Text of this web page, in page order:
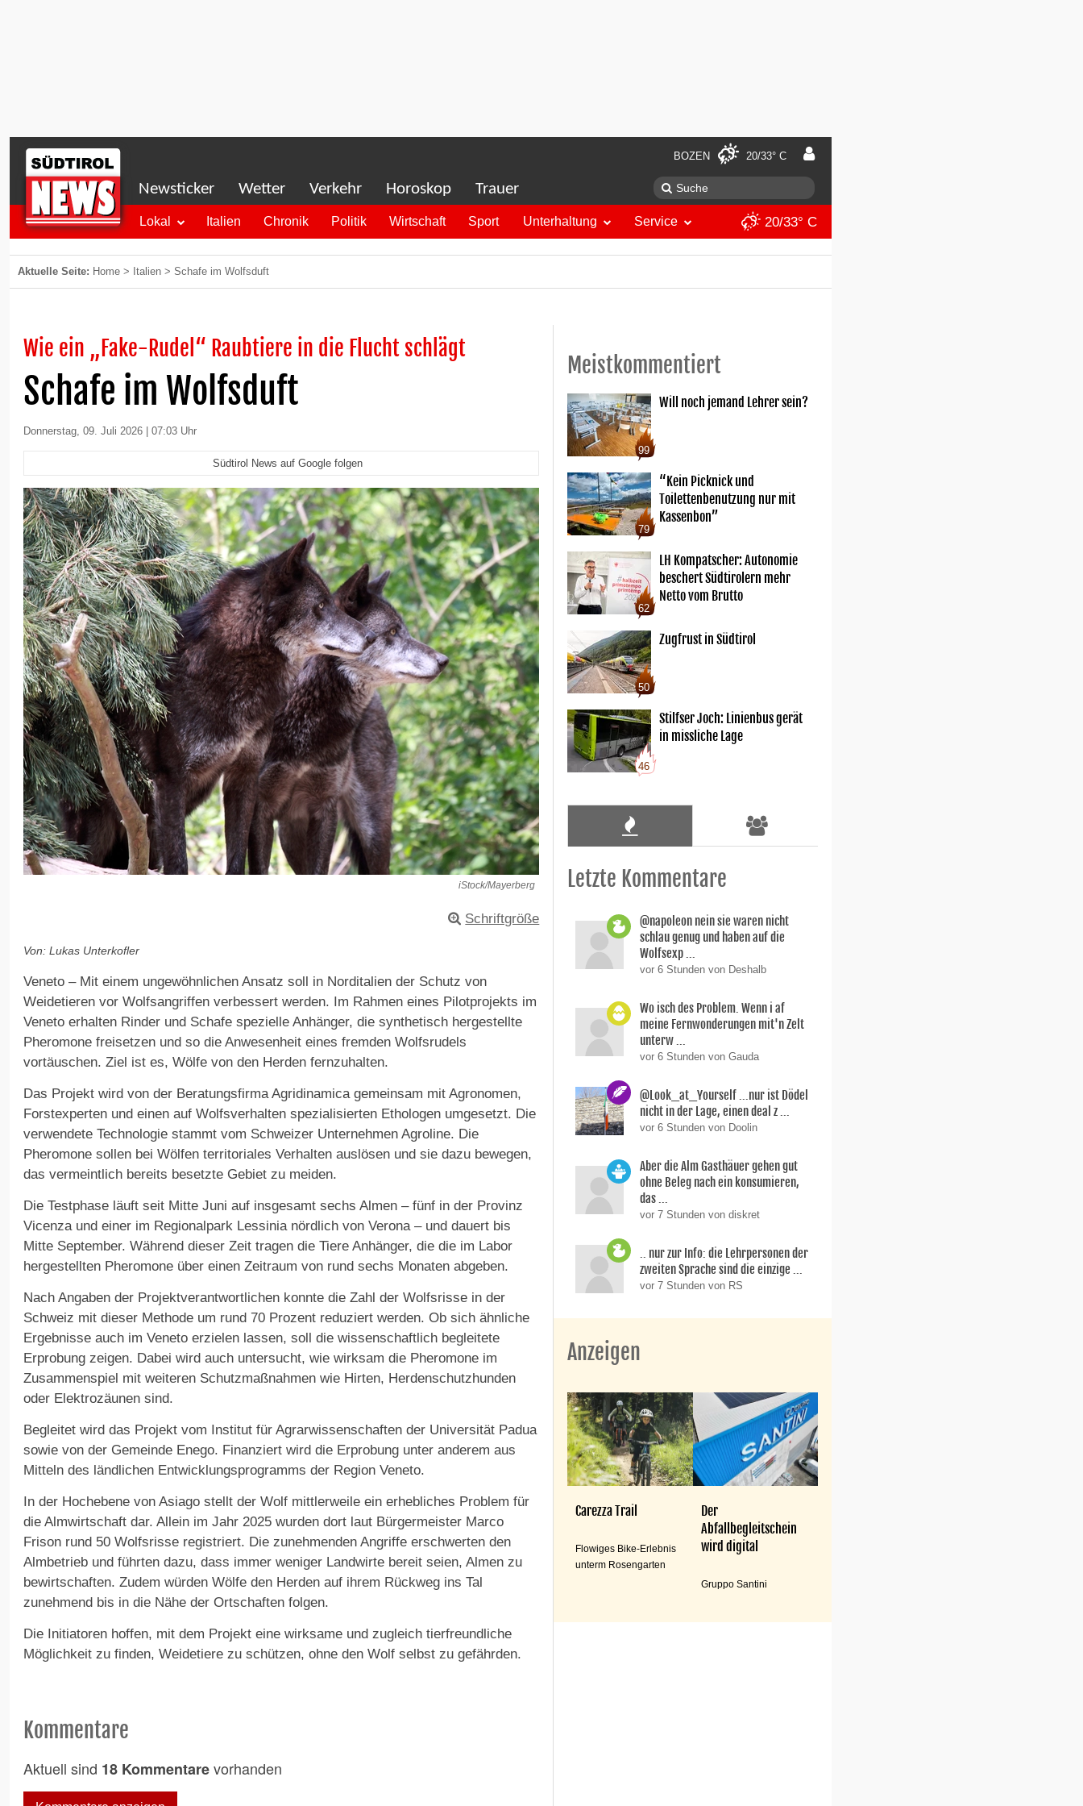
BOZEN 20/33° C
Newsticker Wetter Verkehr Horoskop Trauer
Lokal Italien Chronik Politik Wirtschaft Sport Unterhaltung Service 20/33° C
Aktuelle Seite: Home > Italien > Schafe im Wolfsduft
Wie ein „Fake-Rudel“ Raubtiere in die Flucht schlägt
Schafe im Wolfsduft
Donnerstag, 09. Juli 2026 | 07:03 Uhr
Südtirol News auf Google folgen
iStock/Mayerberg
Schriftgröße
Von: Lukas Unterkofler
Veneto – Mit einem ungewöhnlichen Ansatz soll in Norditalien der Schutz von
Weidetieren vor Wolfsangriffen verbessert werden. Im Rahmen eines Pilotprojekts im
Veneto erhalten Rinder und Schafe spezielle Anhänger, die synthetisch hergestellte
Pheromone freisetzen und so die Anwesenheit eines fremden Wolfsrudels
vortäuschen. Ziel ist es, Wölfe von den Herden fernzuhalten.
Das Projekt wird von der Beratungsfirma Agridinamica gemeinsam mit Agronomen,
Forstexperten und einen auf Wolfsverhalten spezialisierten Ethologen umgesetzt. Die
verwendete Technologie stammt vom Schweizer Unternehmen Agroline. Die
Pheromone sollen bei Wölfen territoriales Verhalten auslösen und sie dazu bewegen,
das vermeintlich bereits besetzte Gebiet zu meiden.
Die Testphase läuft seit Mitte Juni auf insgesamt sechs Almen – fünf in der Provinz
Vicenza und einer im Regionalpark Lessinia nördlich von Verona – und dauert bis
Mitte September. Während dieser Zeit tragen die Tiere Anhänger, die die im Labor
hergestellten Pheromone über einen Zeitraum von rund sechs Monaten abgeben.
Nach Angaben der Projektverantwortlichen konnte die Zahl der Wolfsrisse in der
Schweiz mit dieser Methode um rund 70 Prozent reduziert werden. Ob sich ähnliche
Ergebnisse auch im Veneto erzielen lassen, soll die wissenschaftlich begleitete
Erprobung zeigen. Dabei wird auch untersucht, wie wirksam die Pheromone im
Zusammenspiel mit weiteren Schutzmaßnahmen wie Hirten, Herdenschutzhunden
oder Elektrozäunen sind.
Begleitet wird das Projekt vom Institut für Agrarwissenschaften der Universität Padua
sowie von der Gemeinde Enego. Finanziert wird die Erprobung unter anderem aus
Mitteln des ländlichen Entwicklungsprogramms der Region Veneto.
In der Hochebene von Asiago stellt der Wolf mittlerweile ein erhebliches Problem für
die Almwirtschaft dar. Allein im Jahr 2025 wurden dort laut Bürgermeister Marco
Frison rund 50 Wolfsrisse registriert. Die zunehmenden Angriffe erschwerten den
Almbetrieb und führten dazu, dass immer weniger Landwirte bereit seien, Almen zu
bewirtschaften. Zudem würden Wölfe den Herden auf ihrem Rückweg ins Tal
zunehmend bis in die Nähe der Ortschaften folgen.
Die Initiatoren hoffen, mit dem Projekt eine wirksame und zugleich tierfreundliche
Möglichkeit zu finden, Weidetiere zu schützen, ohne den Wolf selbst zu gefährden.
Kommentare
Aktuell sind 18 Kommentarevorhanden
Meistkommentiert
99
Will noch jemand Lehrer sein?
79
“Kein Picknick und
Toilettenbenutzung nur mit
Kassenbon”
62
LH Kompatscher: Autonomie
beschert Südtirolern mehr
Netto vom Brutto
50
Zugfrust in Südtirol
46
Stilfser Joch: Linienbus gerät
in missliche Lage
Letzte Kommentare
@napoleon nein sie waren nicht
schlau genug und haben auf die
Wolfsexp ...
vor 6 Stunden von Deshalb
Wo isch des Problem. Wenn i af
meine Fernwonderungen mit'n Zelt
unterw ...
vor 6 Stunden von Gauda
@Look_at_Yourself ...nur ist Dödel
nicht in der Lage, einen deal z ...
vor 6 Stunden von Doolin
Aber die Alm Gasthäuer gehen gut
ohne Beleg nach ein konsumieren,
das ...
vor 7 Stunden von diskret
.. nur zur Info: die Lehrpersonen der
zweiten Sprache sind die einzige ...
vor 7 Stunden von RS
Anzeigen
Carezza Trail
Flowiges Bike-Erlebnis
unterm Rosengarten
Der
Abfallbegleitschein
wird digital
Gruppo Santini